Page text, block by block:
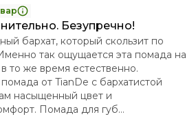
Безупречно!
бархат, который скользит по
так ощущается эта помада на
то же время естественно.
от TianDe с бархатистой
насыщенный цвет и
для губ